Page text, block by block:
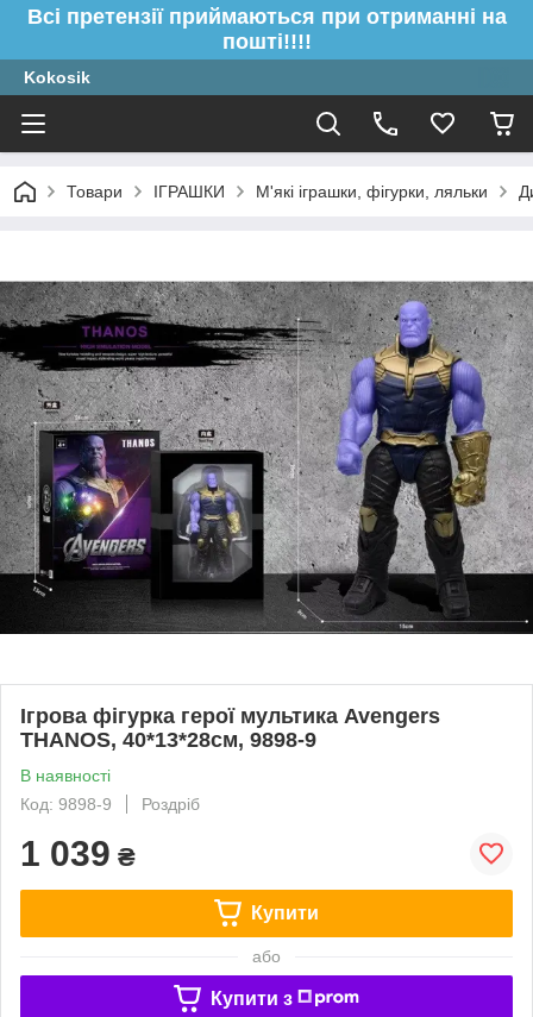
Всі претензії приймаються при отриманні на
пошті!!!!
Kokosik
Товари ІГРАШКИ М'які іграшки, фігурки, ляльки
Ігрова фігурка герої мультика Avengers
THANOS, 40*13*28см, 9898-9
В наявності
Код: 9898-9
Роздріб
1 039 ₴
Купити
або
Купити з